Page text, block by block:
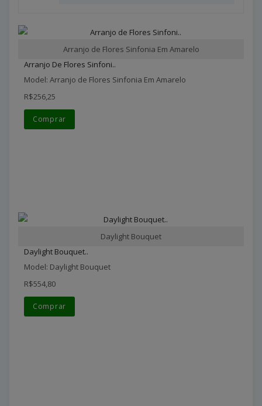
Arranjo de Flores Sinfonia Em Amarelo
Arranjo De Flores Sinfoni..
Model: Arranjo de Flores Sinfonia Em Amarelo
R$256,25
Comprar
Daylight Bouquet
Daylight Bouquet..
Model: Daylight Bouquet
R$554,80
Comprar